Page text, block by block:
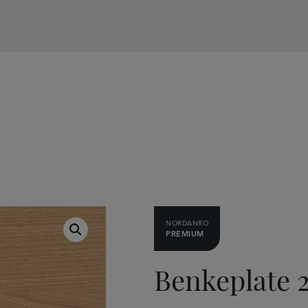
Benkeplate
NORDANRO
PREMIUM